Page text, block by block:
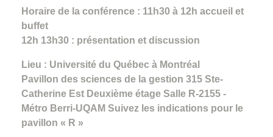
Horaire de la conférence : 11h30 à 12h accueil et
buffet
12h 13h30 : présentation et discussion
Lieu : Université du Québec à Montréal
Pavillon des sciences de la gestion 315 Ste-
Catherine Est Deuxième étage Salle R-2155 -
Métro Berri-UQAM Suivez les indications pour le
pavillon « R »